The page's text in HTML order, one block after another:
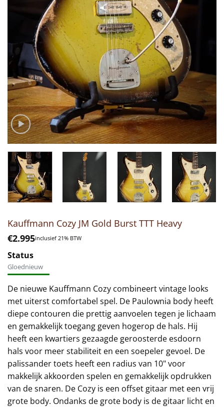
Kauffmann Cozy JM Gold Burst TTT Heavy
€2.995inclusief 21% BTW
Status
Gloednieuw
De nieuwe Kauffmann Cozy combineert vintage looks
met uiterst comfortabel spel. De Paulownia body heeft
diepe contouren die prettig aanvoelen tegen je lichaam
en gemakkelijk toegang geven hogerop de hals. Hij
heeft een kwartiers gezaagde geroosterde esdoorn
hals voor meer stabiliteit en een soepeler gevoel. De
palissander toets heeft een radius van 10" voor
makkelijk akkoorden spelen en gemakkelijk opdrukken
van de snaren. De Cozy is een offset gitaar met een vrij
grote body. Ondanks de grote body is de gitaar licht en